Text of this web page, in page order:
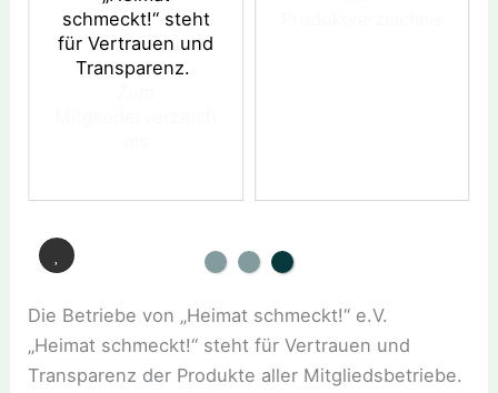
schmeckt!“ steht
für Vertrauen und
Transparenz.
Die Betriebe von „Heimat schmeckt!“ e.V.
„Heimat schmeckt!“ steht für Vertrauen und
Transparenz der Produkte aller Mitgliedsbetriebe.